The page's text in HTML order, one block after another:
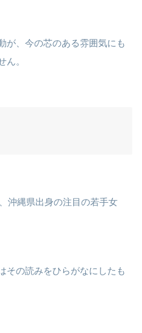
が、今の芯のある雰囲気にも
ん。
沖縄県出身の注目の若手女
その読みをひらがなにしたも